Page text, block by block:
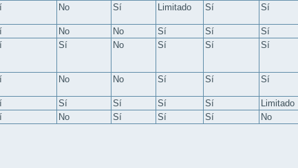
No Sí Limitado Sí Sí
No No Sí Sí Sí
Sí No Sí Sí Sí
No No Sí Sí Sí
Sí Sí Sí Sí Limitado
No Sí Sí Sí No